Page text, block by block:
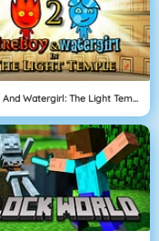
Fireboy And Watergirl: The Light Temple